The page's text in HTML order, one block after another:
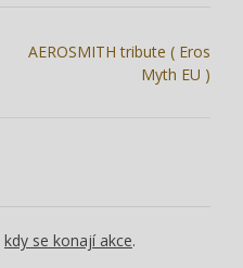
AEROSMITH tribute ( Eros
Myth EU )
kdy se konají akce.